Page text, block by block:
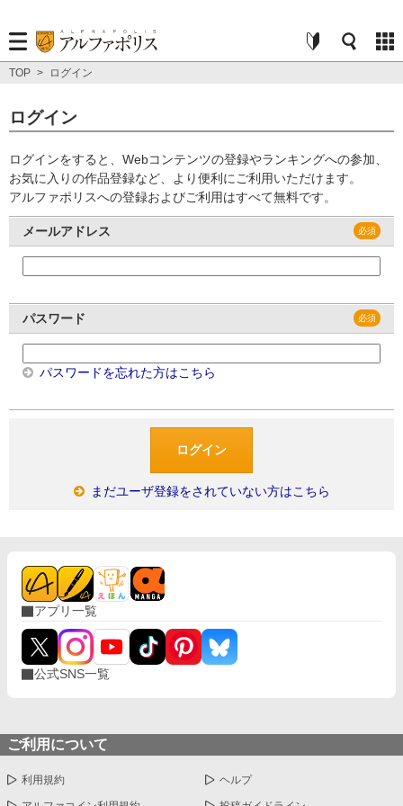
TOP > ログイン
ログイン
ログインをすると、Webコンテンツの登録やランキングへの参加、
お気に入りの作品登録など、より便利にご利用いただけます。
アルファポリスへの登録およびご利用はすべて無料です。
メールアドレス
パスワード
パスワードを忘れた方はこちら
まだユーザ登録をされていない方はこちら
アプリ一覧
公式SNS一覧
ご利用について
利用規約 ヘルプ